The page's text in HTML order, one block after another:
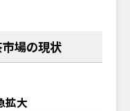
メンという新
場の現状
拡大